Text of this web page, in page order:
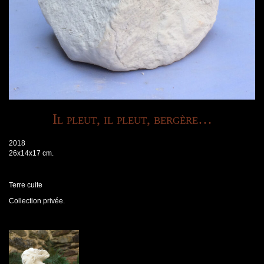
Il pleut, il pleut, bergère…
2018
26x14x17 cm.
Terre cuite
Collection privée.